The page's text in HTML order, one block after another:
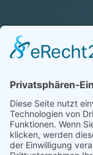
nach